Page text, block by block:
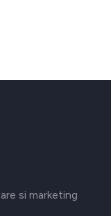
si marketing